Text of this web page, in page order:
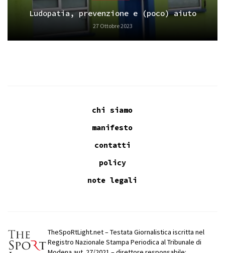
Ludopatia, prevenzione e (poco) aiuto
27 Ottobre 2023
chi siamo
manifesto
contatti
policy
note legali
TheSpoRtLight.net – Testata Giornalistica iscritta nel
Registro Nazionale Stampa Periodica al Tribunale di